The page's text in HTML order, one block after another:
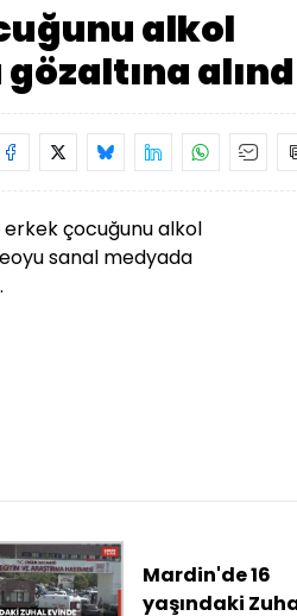
alkol
erkek çocuğunu alkol
sanal medyada
Mardin'de 16
yaşındaki